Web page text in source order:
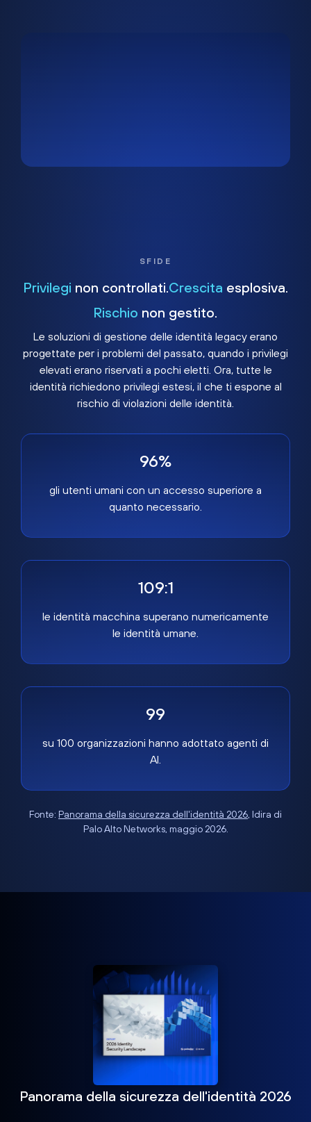
SFIDE
Privilegi non controllati. Crescita esplosiva.
Rischio non gestito.
Le soluzioni di gestione delle identità legacy erano
progettate per i problemi del passato, quando i privilegi
elevati erano riservati a pochi eletti. Ora, tutte le
identità richiedono privilegi estesi, il che ti espone al
rischio di violazioni delle identità.
96%
gli utenti umani con un accesso superiore a
quanto necessario.
109:1
le identità macchina superano numericamente
le identità umane.
99
su 100 organizzazioni hanno adottato agenti di
AI.
Fonte: Panorama della sicurezza dell'identità 2026, Idira di
Palo Alto Networks, maggio 2026.
Panorama della sicurezza dell'identità 2026